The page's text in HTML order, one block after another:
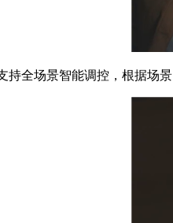
场景智能调控，根据场景